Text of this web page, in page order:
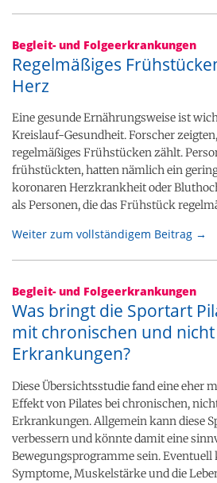
Begleit- und Folgeerkrankungen
Regelmäßiges
Herz
Eine gesunde Ernährungsweise ist
Kreislauf-Gesundheit. Forscher
regelmäßiges Frühstücken zählt.
frühstückten, hatten nämlich ein
koronaren Herzkrankheit oder
als Personen, die das Frühstück
Weiter zum vollständigem Beitrag →
Begleit- und Folgeerkrankungen
Was bringt die Sportart
mit chronischen und
Erkrankungen?
Diese Übersichtsstudie fand eine eher
Effekt von Pilates bei chronischen,
Erkrankungen. Allgemein kann diese
verbessern und könnte damit eine
Bewegungsprogramme sein.
Symptome, Muskelstärke und die